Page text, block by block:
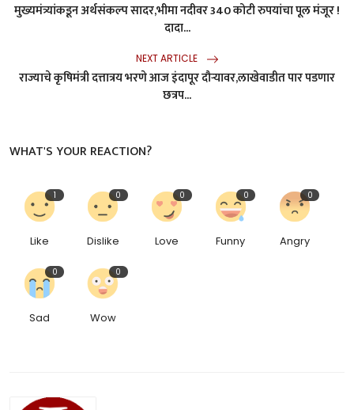
मुख्यमंत्र्यांकडून अर्थसंकल्प सादर,भीमा नदीवर 340 कोटी रुपयांचा पूल मंजूर !
दादा...
NEXT ARTICLE
राज्याचे कृषिमंत्री दत्तात्रय भरणे आज इंदापूर दौऱ्यावर,लाखेवाडीत पार पडणार
छत्रप...
WHAT'S YOUR REACTION?
1
Like
0
Dislike
0
Love
0
Funny
0
Angry
0
Sad
0
Wow